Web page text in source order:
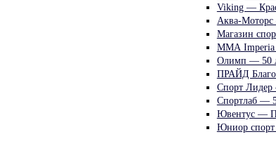
Viking —
Аква-Моторс
Магазин
ММА Imperia
Олимп — 50
ПРАЙД
Спорт Лидер
Спортлаб —
Ювентус —
Юниор